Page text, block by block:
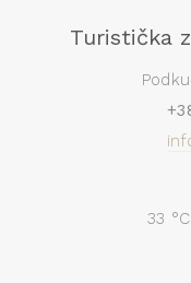
Turistička
33